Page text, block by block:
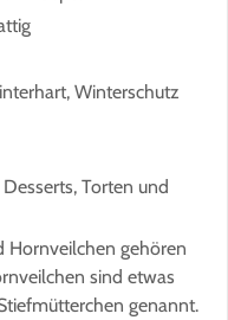
Winterschutz
Torten und
gehören
sind etwas
genannt.